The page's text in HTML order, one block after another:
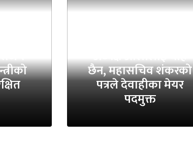
र अध्यक्ष ओलीलाई थाहै
छैन, महासचिव शंकरको
पत्रले देवाहीका मेयर
पदमुक्त